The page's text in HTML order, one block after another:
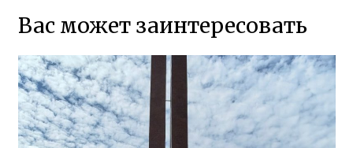
Вас может заинтересовать